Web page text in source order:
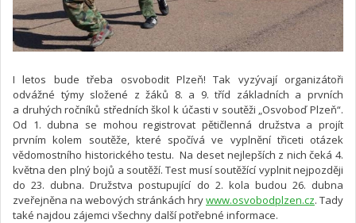
I letos bude třeba osvobodit Plzeň! Tak vyzývají organizátoři
odvážné týmy složené z žáků 8. a 9. tříd základních a prvních
a druhých ročníků středních škol k účasti v soutěži „Osvoboď Plzeň“.
Od 1. dubna se mohou registrovat pětičlenná družstva a projít
prvním kolem soutěže, které spočívá ve vyplnění třiceti otázek
vědomostního historického testu. Na deset nejlepších z nich čeká 4.
května den plný bojů a soutěží. Test musí soutěžící vyplnit nejpozději
do 23. dubna. Družstva postupující do 2. kola budou 26. dubna
zveřejněna na webových stránkách hrywww.osvobodplzen.cz. Tady
také najdou zájemci všechny další potřebné informace.